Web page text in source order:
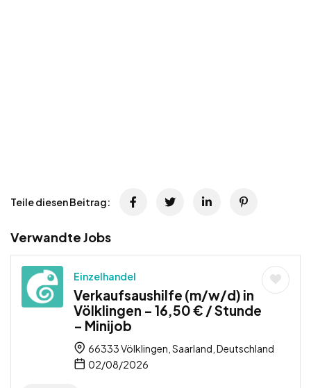
Teile diesen Beitrag:
Verwandte Jobs
Einzelhandel
Verkaufsaushilfe (m/w/d) in
Völklingen – 16,50 € / Stunde
– Minijob
66333 Völklingen, Saarland, Deutschland
02/08/2026